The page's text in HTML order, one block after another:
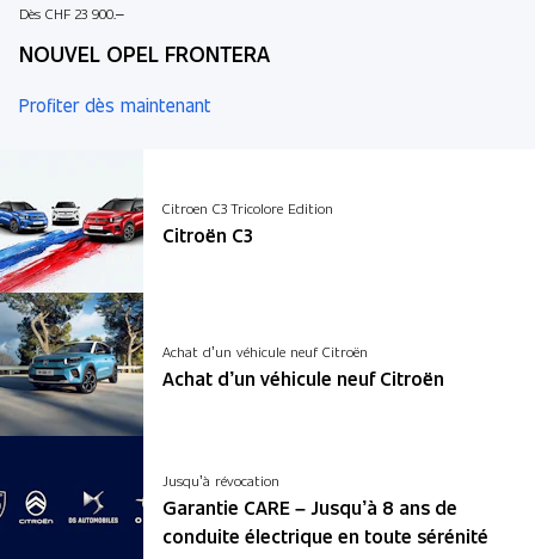
Dès CHF 23 900.–
NOUVEL OPEL FRONTERA
Profiter dès maintenant
Citroen C3 Tricolore Edition
Citroën C3
Achat d’un véhicule neuf Citroën
Achat d’un véhicule neuf Citroën
Jusqu’à révocation
Garantie CARE – Jusqu’à 8 ans de
conduite électrique en toute sérénité